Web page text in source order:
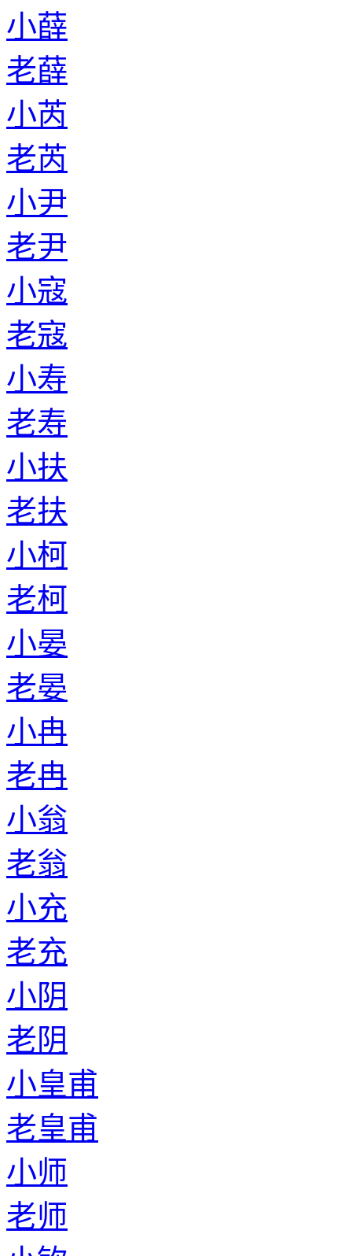
小薛
老薛
小芮
老芮
小尹
老尹
小寇
老寇
小寿
老寿
小扶
老扶
小柯
老柯
小晏
老晏
小冉
老冉
小翁
老翁
小充
老充
小阴
老阴
小皇甫
老皇甫
小师
老师